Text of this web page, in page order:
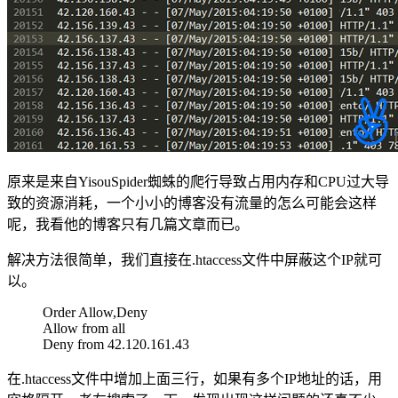
原来是来自YisouSpider蜘蛛的爬行导致占用内存和CPU过大导
致的资源消耗，一个小小的博客没有流量的怎么可能会这样
呢，我看他的博客只有几篇文章而已。
解决方法很简单，我们直接在.htaccess文件中屏蔽这个IP就可
以。
Order Allow,Deny
Allow from all
Deny from 42.120.161.43
在.htaccess文件中增加上面三行，如果有多个IP地址的话，用